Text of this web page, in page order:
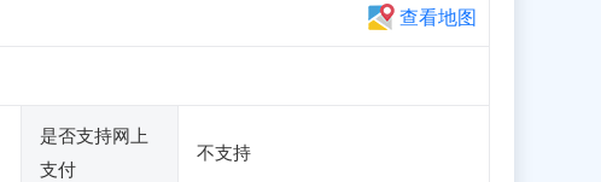
查看地图
是否支持网上
支付
不支持